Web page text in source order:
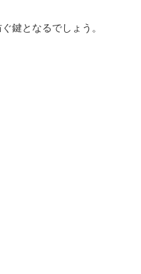
鍵となるでしょう。